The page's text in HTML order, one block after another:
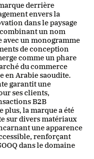
derrière
envers la
dans le paysage
un nom
un monogramme
de conception
comme un phare
du commerce
en Arabie saoudite.
garantit une
ses clients,
B2B
plus, la marque a été
sur divers matériaux
une apparence
renforçant
dans le domaine